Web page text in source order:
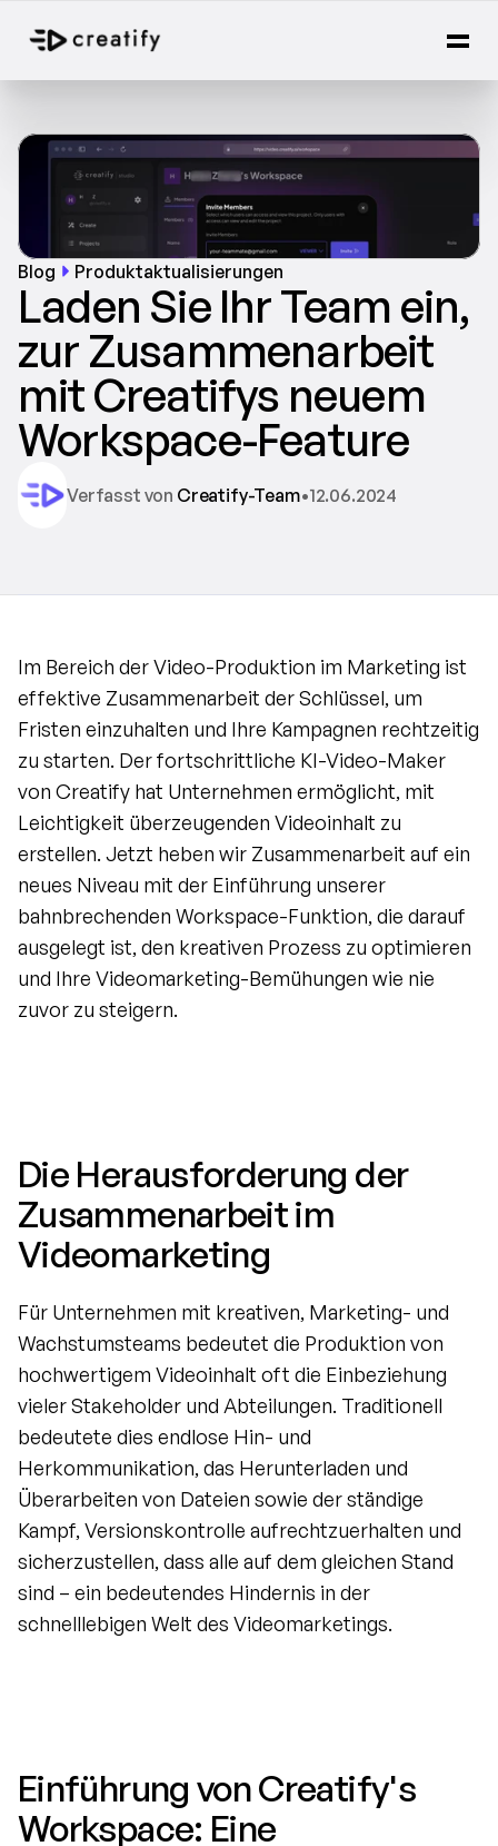
Blog Produktaktualisierungen
Laden Sie Ihr Team ein,
zur Zusammenarbeit
mit Creatifys neuem
Workspace-Feature
Verfasst von Creatify-Team•12.06.2024
Im Bereich der Video-Produktion im Marketing ist
effektive Zusammenarbeit der Schlüssel, um
Fristen einzuhalten und Ihre Kampagnen rechtzeitig
zu starten. Der fortschrittliche KI-Video-Maker
von Creatify hat Unternehmen ermöglicht, mit
Leichtigkeit überzeugenden Videoinhalt zu
erstellen. Jetzt heben wir Zusammenarbeit auf ein
neues Niveau mit der Einführung unserer
bahnbrechenden Workspace-Funktion, die darauf
ausgelegt ist, den kreativen Prozess zu optimieren
und Ihre Videomarketing-Bemühungen wie nie
zuvor zu steigern.
Die Herausforderung der
Zusammenarbeit im
Videomarketing
Für Unternehmen mit kreativen, Marketing- und
Wachstumsteams bedeutet die Produktion von
hochwertigem Videoinhalt oft die Einbeziehung
vieler Stakeholder und Abteilungen. Traditionell
bedeutete dies endlose Hin- und
Herkommunikation, das Herunterladen und
Überarbeiten von Dateien sowie der ständige
Kampf, Versionskontrolle aufrechtzuerhalten und
sicherzustellen, dass alle auf dem gleichen Stand
sind – ein bedeutendes Hindernis in der
schnelllebigen Welt des Videomarketings.
Einführung von Creatify's
Workspace: Eine